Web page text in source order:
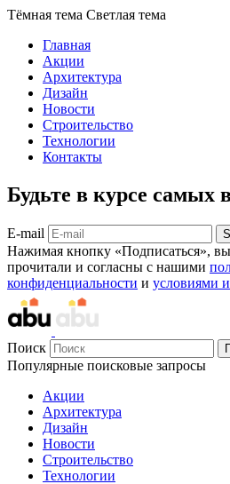
Тёмная тема Светлая тема
Главная
Акции
Архитектура
Дизайн
Новости
Строительство
Технологии
Контакты
Будьте в курсе самых
E-mail
Нажимая кнопку «Подписаться»,
прочитали и согласны с нашими
конфиденциальности и условиями
Поиск
Популярные поисковые запросы
Акции
Архитектура
Дизайн
Новости
Строительство
Технологии